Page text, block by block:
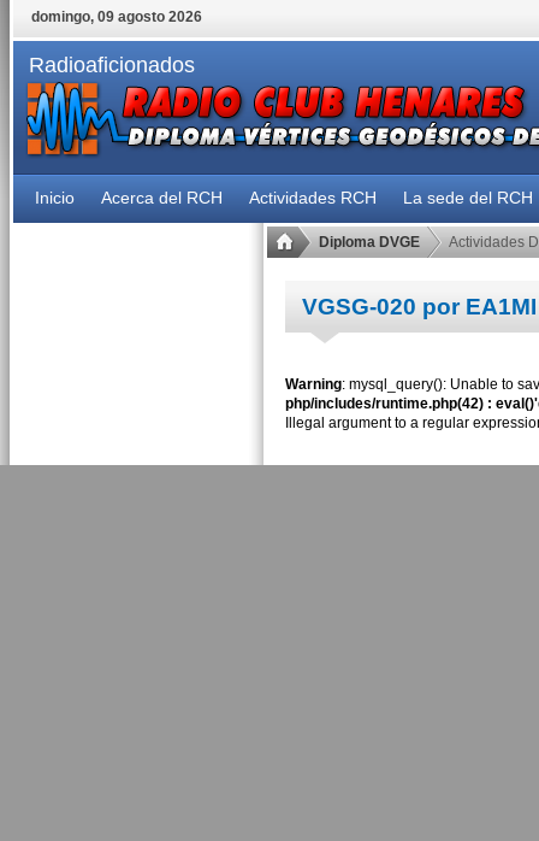
domingo, 09 agosto 2026
Radioaficionados
Inicio Acerca del RCH Actividades RCH La sede del RCH
Diploma DVGE Actividades
VGSG-020 por EA1MI
Warning: mysql_query(): Unable to
php/includes/runtime.php(42) :
Illegal argument to a regular